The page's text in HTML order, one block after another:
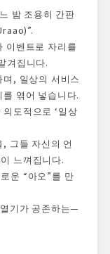
밤 조용히 간판
이벤트로 자리를
겨집니다.
, 일상의 서비스
엮어 넣습니다.
도적으로 ‘일상
그들 자신의 언
느껴집니다.
운 “아오”를 만
기가 공존하는—